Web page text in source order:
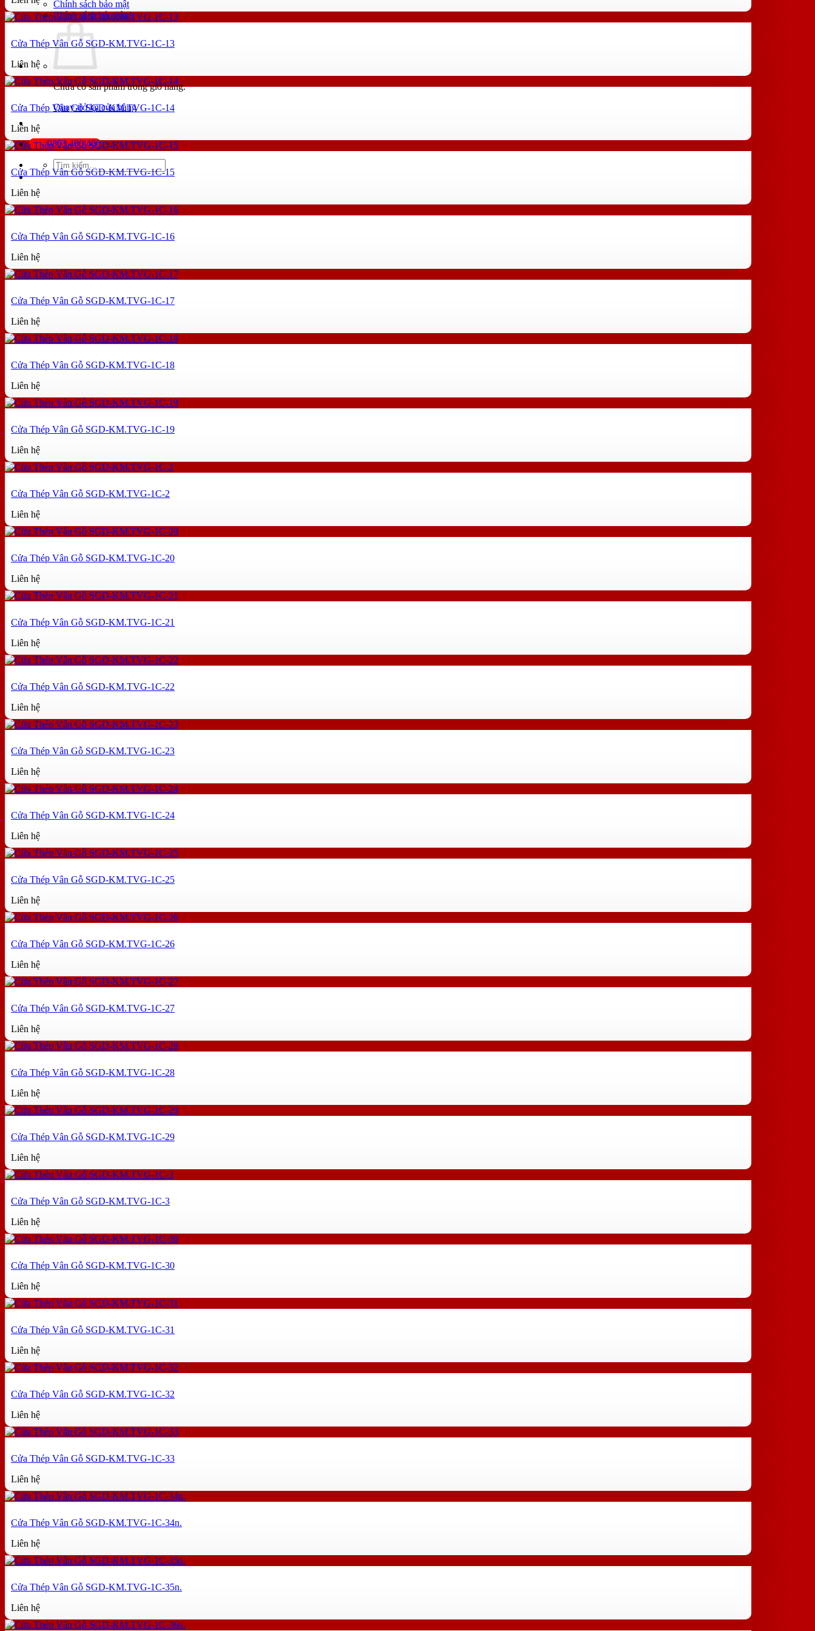
Chính sách bảo mật
Chính sách bảo hành
Chưa có sản phẩm trong giỏ hàng.
Quay trở lại cửa hàng
0853.400.400
Tìm
kiếm:
Cửa Thép Vân Gỗ SGD-KM.TVG-1C-13
Liên hệ
Cửa Thép Vân Gỗ SGD-KM.TVG-1C-14
Liên hệ
Cửa Thép Vân Gỗ SGD-KM.TVG-1C-15
Liên hệ
Cửa Thép Vân Gỗ SGD-KM.TVG-1C-16
Liên hệ
Cửa Thép Vân Gỗ SGD-KM.TVG-1C-17
Liên hệ
Cửa Thép Vân Gỗ SGD-KM.TVG-1C-18
Liên hệ
Cửa Thép Vân Gỗ SGD-KM.TVG-1C-19
Liên hệ
Cửa Thép Vân Gỗ SGD-KM.TVG-1C-2
Liên hệ
Cửa Thép Vân Gỗ SGD-KM.TVG-1C-20
Liên hệ
Cửa Thép Vân Gỗ SGD-KM.TVG-1C-21
Liên hệ
Cửa Thép Vân Gỗ SGD-KM.TVG-1C-22
Liên hệ
Cửa Thép Vân Gỗ SGD-KM.TVG-1C-23
Liên hệ
Cửa Thép Vân Gỗ SGD-KM.TVG-1C-24
Liên hệ
Cửa Thép Vân Gỗ SGD-KM.TVG-1C-25
Liên hệ
Cửa Thép Vân Gỗ SGD-KM.TVG-1C-26
Liên hệ
Cửa Thép Vân Gỗ SGD-KM.TVG-1C-27
Liên hệ
Cửa Thép Vân Gỗ SGD-KM.TVG-1C-28
Liên hệ
Cửa Thép Vân Gỗ SGD-KM.TVG-1C-29
Liên hệ
Cửa Thép Vân Gỗ SGD-KM.TVG-1C-3
Liên hệ
Cửa Thép Vân Gỗ SGD-KM.TVG-1C-30
Liên hệ
Cửa Thép Vân Gỗ SGD-KM.TVG-1C-31
Liên hệ
Cửa Thép Vân Gỗ SGD-KM.TVG-1C-32
Liên hệ
Cửa Thép Vân Gỗ SGD-KM.TVG-1C-33
Liên hệ
Cửa Thép Vân Gỗ SGD-KM.TVG-1C-34n.
Liên hệ
Cửa Thép Vân Gỗ SGD-KM.TVG-1C-35n.
Liên hệ